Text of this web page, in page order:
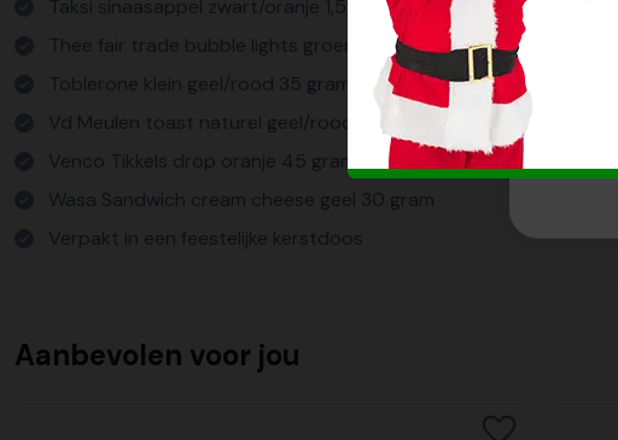
Taksi sinaasappel zwart/oranje 1,5 L
Thee fair trade bubble lights groen 10x2 gram
Toblerone klein geel/rood 35 gram *2
Vd Meulen toast naturel geel/rood 120 gram
Venco Tikkels drop oranje 45 gram
Wasa Sandwich cream cheese geel 30 gram
Verpakt in een feestelijke kerstdoos
Aanbevolen voor jou